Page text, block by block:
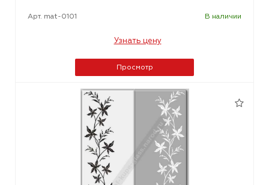
Арт. mat-0101 В наличии
Узнать цену
Просмотр